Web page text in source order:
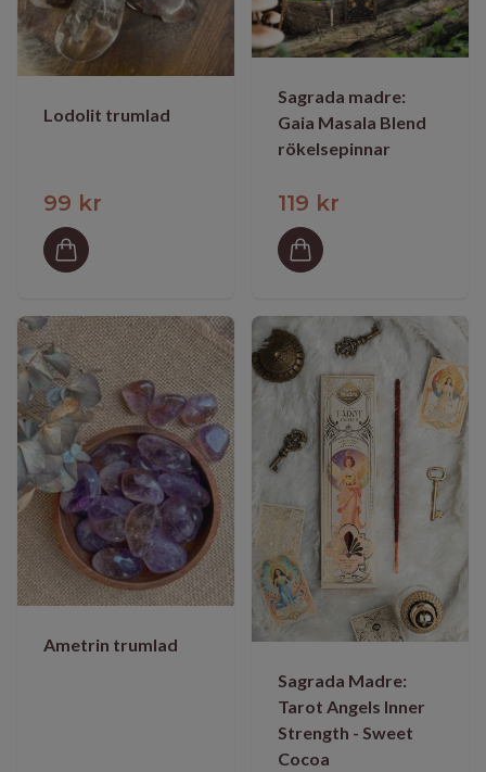
Lodolit trumlad
99 kr
Sagrada madre:
Gaia Masala Blend
rökelsepinnar
119 kr
Ametrin trumlad
Sagrada Madre:
Tarot Angels Inner
Strength - Sweet
Cocoa